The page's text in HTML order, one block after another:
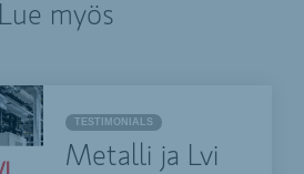
Lue myös
TESTIMONIALS
Metalli ja Lvi